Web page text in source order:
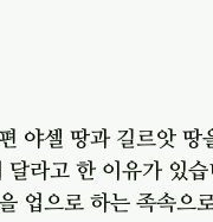
야셀 땅과 길르앗
라고 한 이유가 있
업으로 하는 족속으